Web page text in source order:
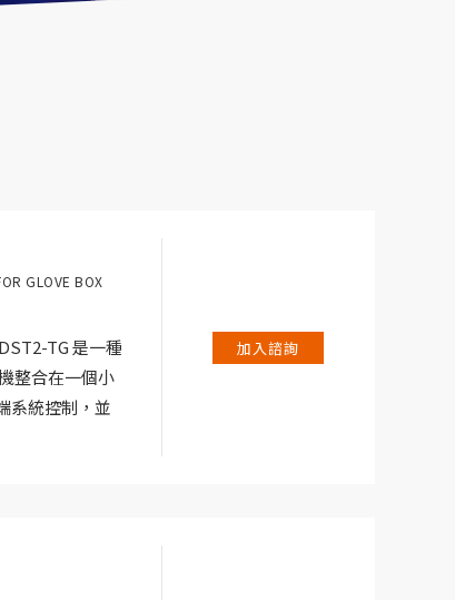
GLOVE BOX
TG 是一種
整合在一個小
系統控制，並
加入諮詢